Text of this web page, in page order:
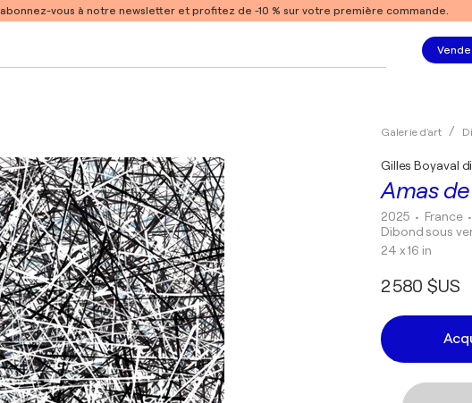
abonnez-vous à notre newsletter et profitez de -10 % sur votre première commande.
Galerie d'art
Amas
Gilles Boyaval
2025 • France •
Dibond sous
24 x 16 in
2 580 $US